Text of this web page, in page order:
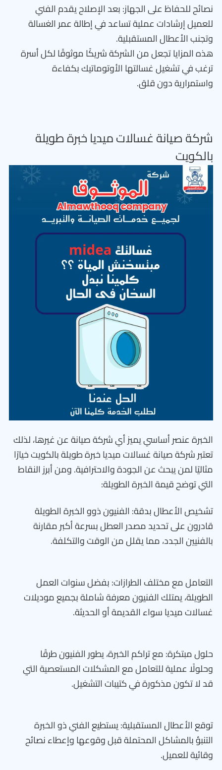
نصائح للحفاظ على الجهاز: بعد الإصلاح يقدم الفني
للعميل إرشادات عملية تساعد في إطالة عمر الغسالة
وتجنب الأعطال المستقبلية.
هذه المزايا تجعل من الشركة شريكًا موثوقًا لكل أسرة
ترغب في تشغيل غسالتها الأوتوماتيك بكفاءة
واستمرارية دون قلق.
شركة صيانة غسالات ميديا خبرة طويلة
بالكويت
الخبرة عنصر أساسي يميز أي شركة صيانة عن غيرها، لذلك
تعتبر شركة صيانة غسالات ميديا خبرة طويلة بالكويت خيارًا
مثاليًا لمن يبحث عن الجودة والاحترافية. ومن أبرز النقاط
التي توضح قيمة الخبرة الطويلة:
تشخيص الأعطال بدقة: الفنيون ذوو الخبرة الطويلة
قادرون على تحديد مصدر العطل بسرعة أكبر مقارنة
بالفنيين الجدد، مما يقلل من الوقت والتكلفة.
التعامل مع مختلف الطرازات: بفضل سنوات العمل
الطويلة، يمتلك الفنيون معرفة شاملة بجميع موديلات
غسالات ميديا سواء القديمة أو الحديثة.
حلول مبتكرة: مع تراكم الخبرة، يطور الفنيون طرقًا
وحلولًا عملية للتعامل مع المشكلات المستعصية التي
قد لا تكون مذكورة في كتيبات التشغيل.
توقع الأعطال المستقبلية: يستطيع الفني ذو الخبرة
التنبؤ بالمشاكل المحتملة قبل وقوعها وإعطاء نصائح
وقائية للعميل.